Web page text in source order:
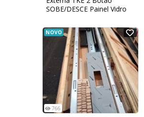
SOBE/DESCE Painel Vidro
x91,4 mm
NOVO
766